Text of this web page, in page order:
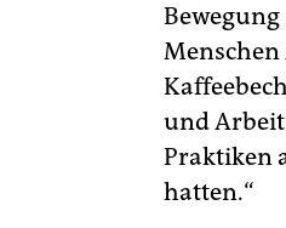
Menschen
und
Praktiken
hatten.“